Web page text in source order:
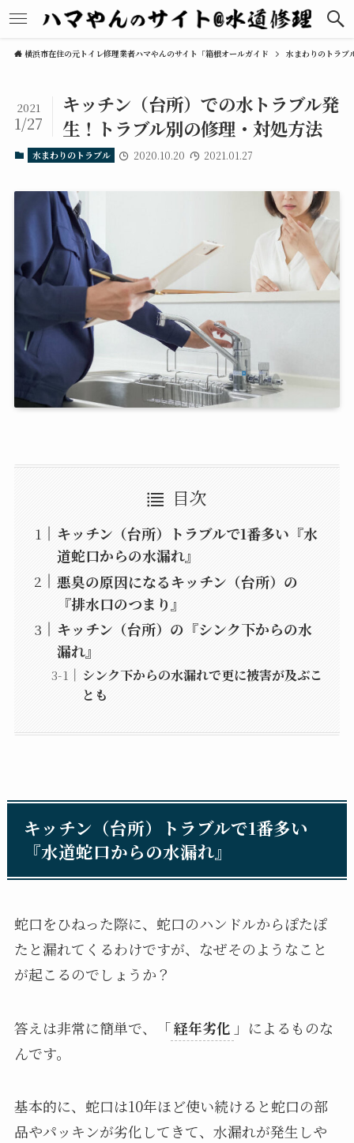
横浜市在住の元トイレ修理業者ハマやんのサイト「箱根オールガイド 水まわりのトラブ
キッチン（台所）での水トラブル発
生！トラブル別の修理・対処方法
2021
1/27
水まわりのトラブル 2020.10.20 2021.01.27
目次
キッチン（台所）トラブルで1番多い『水
道蛇口からの水漏れ』
悪臭の原因になるキッチン（台所）の
『排水口のつまり』
キッチン（台所）の『シンク下からの水
漏れ』
シンク下からの水漏れで更に被害が及ぶこ
とも
キッチン（台所）トラブルで1番多い
『水道蛇口からの水漏れ』
蛇口をひねった際に、蛇口のハンドルからぽたぽ
たと漏れてくるわけですが、なぜそのようなこと
が起こるのでしょうか？
答えは非常に簡単で、「経年劣化 」によるものな
んです。
基本的に、蛇口は10年ほど使い続けると蛇口の部
品やパッキンが劣化してきて、水漏れが発生しや